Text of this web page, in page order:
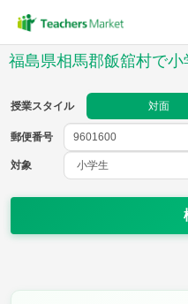
福島県相馬郡飯舘村で
授業スタイル 対面
郵便番号
対象
郵便番号
教科